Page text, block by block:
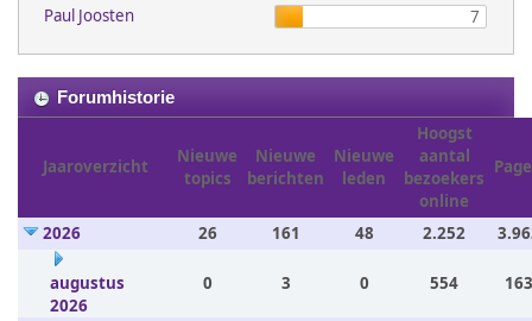
Paul Joosten
7
Forumhistorie
Jaaroverzicht
Nieuwe
topics
Nieuwe
berichten
Nieuwe
leden
Hoogst
aantal
bezoekers
online
2026 26 161 48 2.252
augustus
2026
0 3 0 554